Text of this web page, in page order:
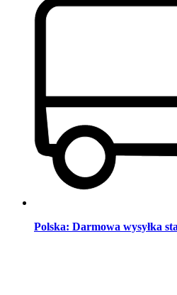
Polska: Darmowa wysyłka